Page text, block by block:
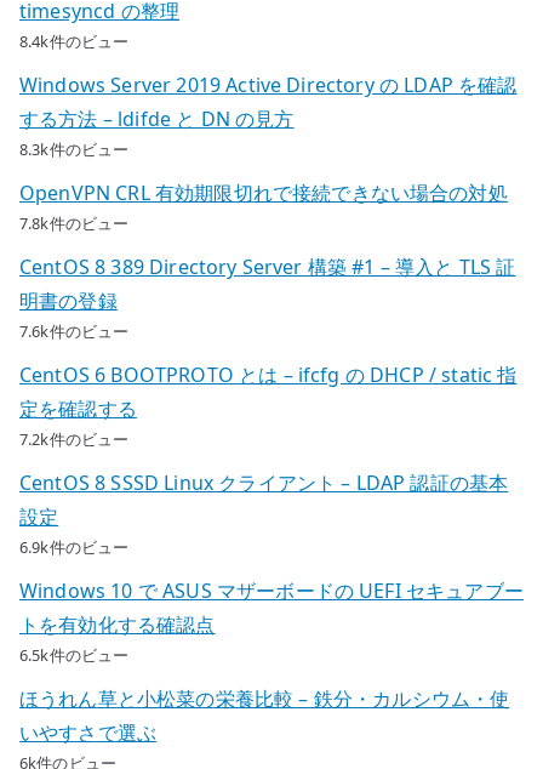
timesyncd の整理
8.4k件のビュー
Windows Server 2019 Active Directory の LDAP を確認
する方法 – ldifde と DN の見方
8.3k件のビュー
OpenVPN CRL 有効期限切れで接続できない場合の対処
7.8k件のビュー
CentOS 8 389 Directory Server 構築 #1 – 導入と TLS 証
明書の登録
7.6k件のビュー
CentOS 6 BOOTPROTO とは – ifcfg の DHCP / static 指
定を確認する
7.2k件のビュー
CentOS 8 SSSD Linux クライアント – LDAP 認証の基本
設定
6.9k件のビュー
Windows 10 で ASUS マザーボードの UEFI セキュアブー
トを有効化する確認点
6.5k件のビュー
ほうれん草と小松菜の栄養比較 – 鉄分・カルシウム・使
いやすさで選ぶ
6k件のビュー